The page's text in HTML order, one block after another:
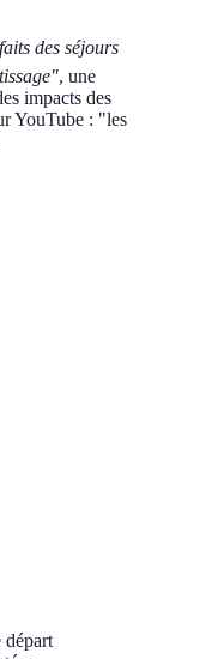
des séjours
, une
impacts des
YouTube : "les